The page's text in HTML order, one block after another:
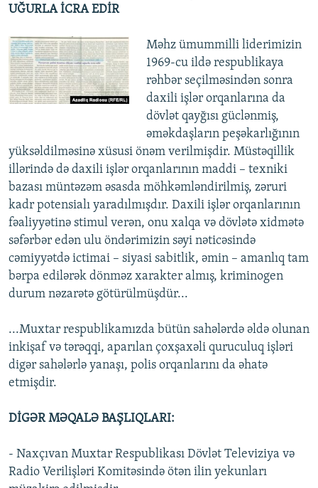
UĞURLA İCRA EDİR
Məhz ümummilli liderimizin
1969-cu ildə respublikaya
rəhbər seçilməsindən sonra
daxili işlər orqanlarına da
dövlət qayğısı güclənmiş,
əməkdaşların peşəkarlığının
yüksəldilməsinə xüsusi önəm verilmişdir. Müstəqillik
illərində də daxili işlər orqanlarının maddi – texniki
bazası müntəzəm əsasda möhkəmləndirilmiş, zəruri
kadr potensialı yaradılmışdır. Daxili işlər orqanlarının
fəaliyyətinə stimul verən, onu xalqa və dövlətə xidmətə
səfərbər edən ulu öndərimizin səyi nəticəsində
cəmiyyətdə ictimai – siyasi sabitlik, əmin – amanlıq tam
bərpa edilərək dönməz xarakter almış, kriminogen
durum nəzarətə götürülmüşdür...
...Muxtar respublikamızda bütün sahələrdə əldə olunan
inkişaf və tərəqqi, aparılan çoxşaxəli quruculuq işləri
digər sahələrlə yanaşı, polis orqanlarını da əhatə
etmişdir.
DİGƏR MƏQALƏ BAŞLIQLARI:
- Naxçıvan Muxtar Respublikası Dövlət Televiziya və
Radio Verilişləri Komitəsində ötən ilin yekunları